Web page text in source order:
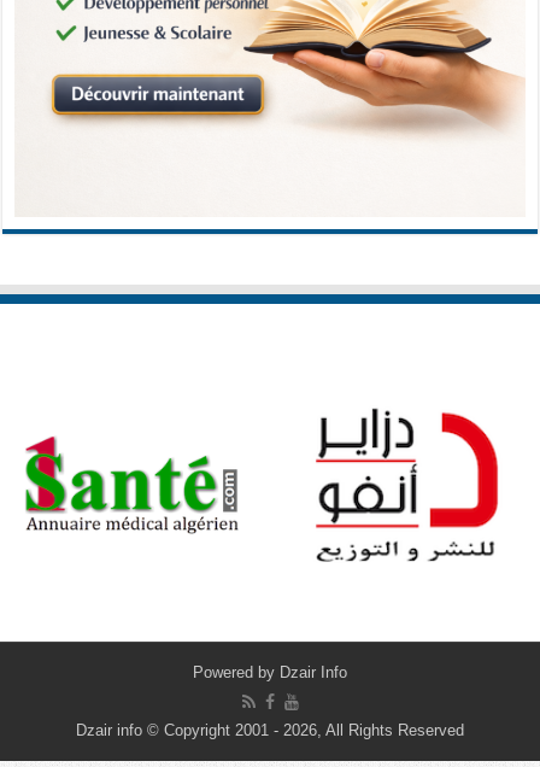
Powered by Dzair Info
Dzair info © Copyright 2001 - 2026, All Rights Reserved